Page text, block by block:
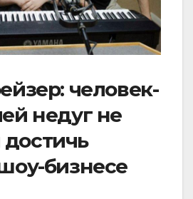
человек-
недуг не
бизнесе